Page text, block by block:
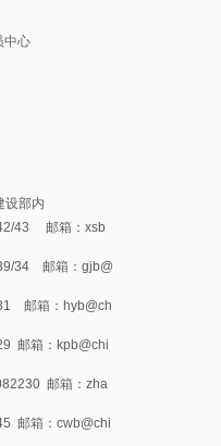
中心
设部内
43 邮箱：xsb
34 邮箱：gjb@
邮箱：hyb@ch
邮箱：kpb@chi
邮箱：zha
邮箱：cwb@chi